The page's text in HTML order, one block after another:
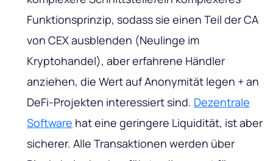
Funktionsprinzip, sodass sie einen Teil der CA
von CEX ausblenden (Neulinge im
Kryptohandel), aber erfahrene Händler
anziehen, die Wert auf Anonymität legen + an
DeFi-Projekten interessiert sind. Dezentrale
Software hat eine geringere Liquidität, ist aber
sicherer. Alle Transaktionen werden über